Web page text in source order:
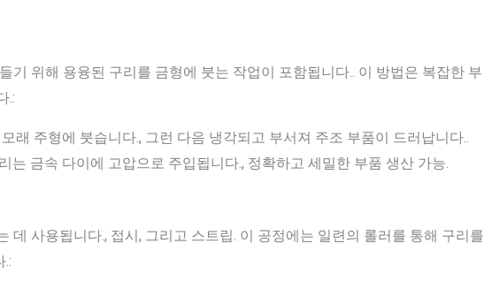
기 위해 용융된 구리를 금형에 붓는 작업이 포함됩니다.. 이 방법은 복잡한 부
.:
래 주형에 붓습니다., 그런 다음 냉각되고 부서져 주조 부품이 드러납니다..
는 금속 다이에 고압으로 주입됩니다., 정확하고 세밀한 부품 생산 가능.
데 사용됩니다., 접시, 그리고 스트립. 이 공정에는 일련의 롤러를 통해 구리를
.: